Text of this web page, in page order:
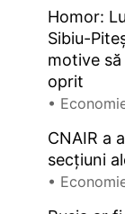
Homor:
Sibiu-
motive
oprit
•
CNAIR a
secțiuni
•